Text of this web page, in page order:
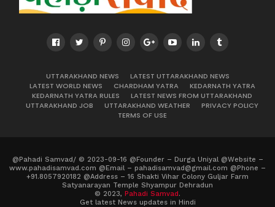
UTTARAKHAND NEWS
LATEST UTTARAKHAND NEWS
LATEST WORLD NEWS
CHARDHAM YATRA
KEDARNATH YATRA
KEDARNATH YATRA RULES
LATEST NEWS FROM UTTARAKHAND
UTTARAKHAND JOB
UTTARAKHAND WEATHER
PRIVACY POLICY
TERMS OF USE
@Pahadi Samvad/ © 2023-09-16 @Founder – Durga Uniyal @Website –
www.pahadisamvad.com @Email – pahadisamvad@gmail.com @Phone –
+91.8057920182 @Address – 16 Shakti Vihar Colony Guljar Farm
Satyanarayan Temple Shyampur Dehradun
© 2023, Pahadi Samvad.
Get latest News updates in Hindi